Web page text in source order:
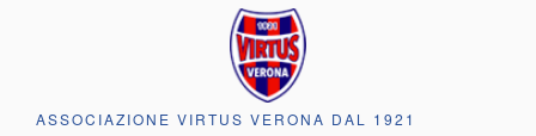
ASSOCIAZIONE VIRTUS VERONA DAL 1921